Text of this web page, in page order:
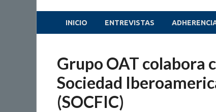
INICIO ENTREVISTAS
Grupo OAT colabora
Sociedad
(SOCFIC)